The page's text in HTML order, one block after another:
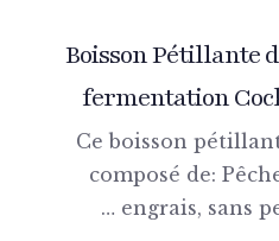
Boisson
fermentation
Ce boisson
composé de:
engrais,